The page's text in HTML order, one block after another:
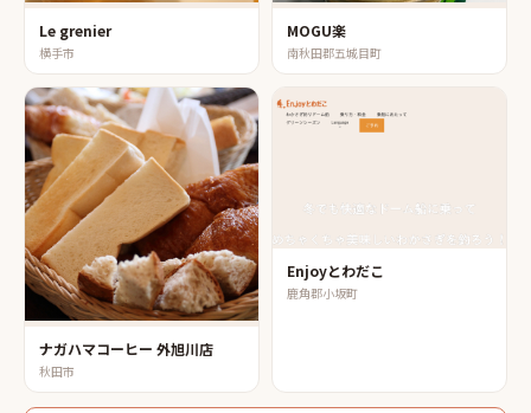
Le grenier
横手市
MOGU楽
南秋田郡五城目町
ナガハマコーヒー 外旭川店
秋田市
Enjoyとわだこ
鹿角郡小坂町